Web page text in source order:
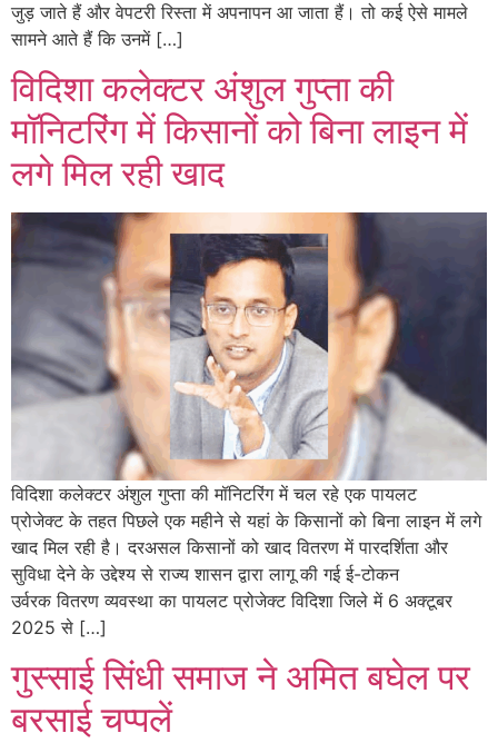
जुड़ जाते हैं और वेपटरी रिस्ता में अपनापन आ जाता हैं। तो कई ऐसे मामले
सामने आते हैं कि उनमें […]
विदिशा कलेक्टर अंशुल गुप्ता की
मॉनिटरिंग में किसानों को बिना लाइन में
लगे मिल रही खाद
विदिशा कलेक्टर अंशुल गुप्ता की मॉनिटरिंग में चल रहे एक पायलट
प्रोजेक्ट के तहत पिछले एक महीने से यहां के किसानों को बिना लाइन में लगे
खाद मिल रही है। दरअसल किसानों को खाद वितरण में पारदर्शिता और
सुविधा देने के उद्देश्य से राज्य शासन द्वारा लागू की गई ई-टोकन
उर्वरक वितरण व्यवस्था का पायलट प्रोजेक्ट विदिशा जिले में 6 अक्टूबर
2025 से […]
गुस्साई सिंधी समाज ने अमित बघेल पर
बरसाई चप्पलें